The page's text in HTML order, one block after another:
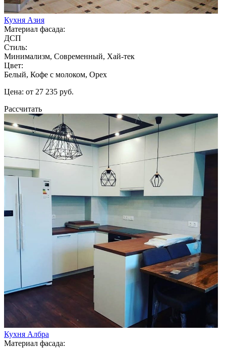
Кухня Азия
Материал фасада:
ДСП
Стиль:
Минимализм, Современный, Хай-тек
Цвет:
Белый, Кофе с молоком, Орех
Цена: от 27 235 руб.
Рассчитать
Кухня Албра
Материал фасада: